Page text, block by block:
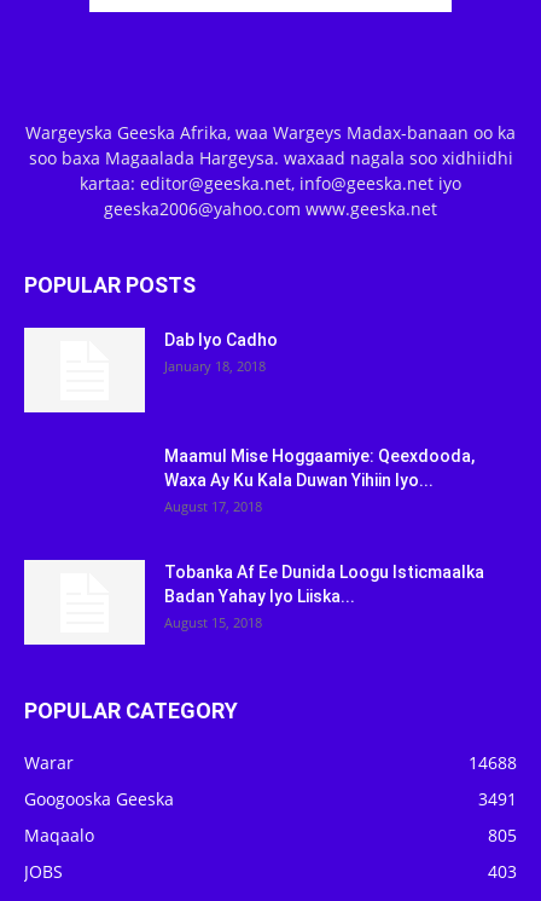
Wargeyska Geeska Afrika, waa Wargeys Madax-banaan oo ka
soo baxa Magaalada Hargeysa. waxaad nagala soo xidhiidhi
kartaa: editor@geeska.net, info@geeska.net iyo
geeska2006@yahoo.com www.geeska.net
POPULAR POSTS
Dab Iyo Cadho
January 18, 2018
Maamul Mise Hoggaamiye: Qeexdooda,
Waxa Ay Ku Kala Duwan Yihiin Iyo...
August 17, 2018
Tobanka Af Ee Dunida Loogu Isticmaalka
Badan Yahay Iyo Liiska...
August 15, 2018
POPULAR CATEGORY
Warar
14688
Googooska Geeska
3491
Maqaalo
805
JOBS
403